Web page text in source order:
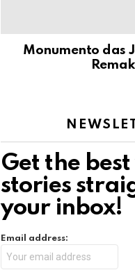
Monumento das
Get the
stories
your inbox!
Email address: